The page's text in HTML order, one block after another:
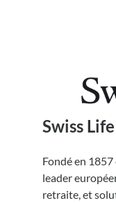
Swiss
Fondé en 1857
leader
retraite, et